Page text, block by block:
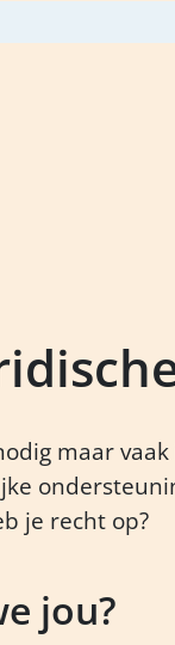
maar
je recht op?
jou?